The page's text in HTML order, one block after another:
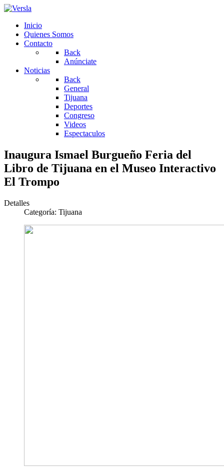
Inicio
Quienes Somos
Contacto
Back
Anúnciate
Noticias
Back
General
Tijuana
Deportes
Congreso
Videos
Espectaculos
Inaugura Ismael Burgueño Feria del
Libro de Tijuana en el Museo Interactivo
El Trompo
Detalles
Categoría: Tijuana